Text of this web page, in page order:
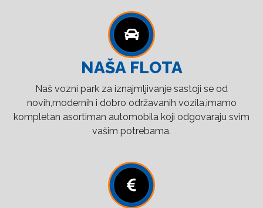
NAŠA FLOTA
Naš vozni park za iznajmljivanje sastoji se od
novih,modernih i dobro održavanih vozila,imamo
kompletan asortiman automobila koji odgovaraju svim
vašim potrebama.